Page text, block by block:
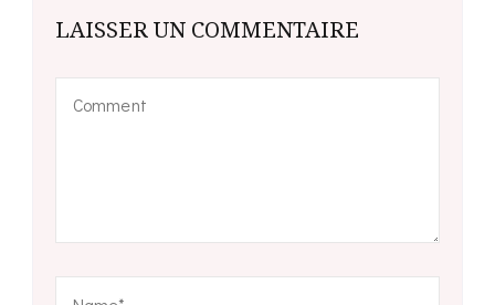
LAISSER UN COMMENTAIRE